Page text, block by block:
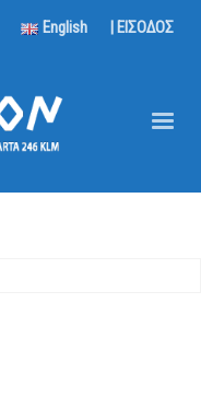
English | ΕΙΣΟΔΟΣ